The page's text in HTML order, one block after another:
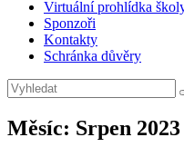
Virtuální prohlídka
Sponzoři
Kontakty
Schránka důvěry
Search
for:
Měsíc: Srpen 2023